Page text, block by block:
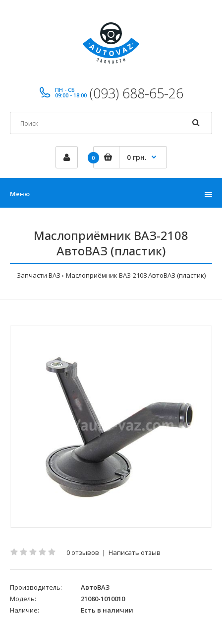
ПН - СБ
09:00 - 18:00 (093) 688-65-26
0 0 грн.
Меню
Маслоприёмник ВАЗ-2108
АвтоВАЗ (пластик)
Запчасти ВАЗ Маслоприёмник ВАЗ-2108 АвтоВАЗ (пластик)
0 отзывов | Написать отзыв
Производитель:
АвтоВАЗ
Модель:
21080-1010010
Наличие:
Есть в наличии